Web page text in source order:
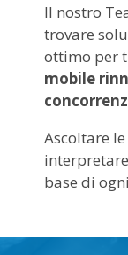
Il nostro
trovare
ottimo per
mobile
Ascoltare
base di ogni